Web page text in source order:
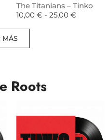
The Titanians – Tinko
10,00 € - 25,00 €
MÁS
Roots